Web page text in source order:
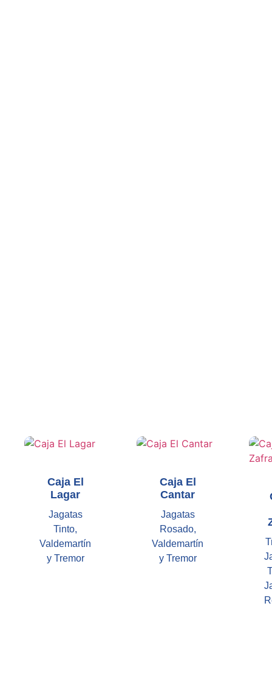
Caja El
Lagar
Jagatas
Tinto,
Valdemartín
y Tremor
Caja El
Cantar
Jagatas
Rosado,
Valdemartín
y Tremor